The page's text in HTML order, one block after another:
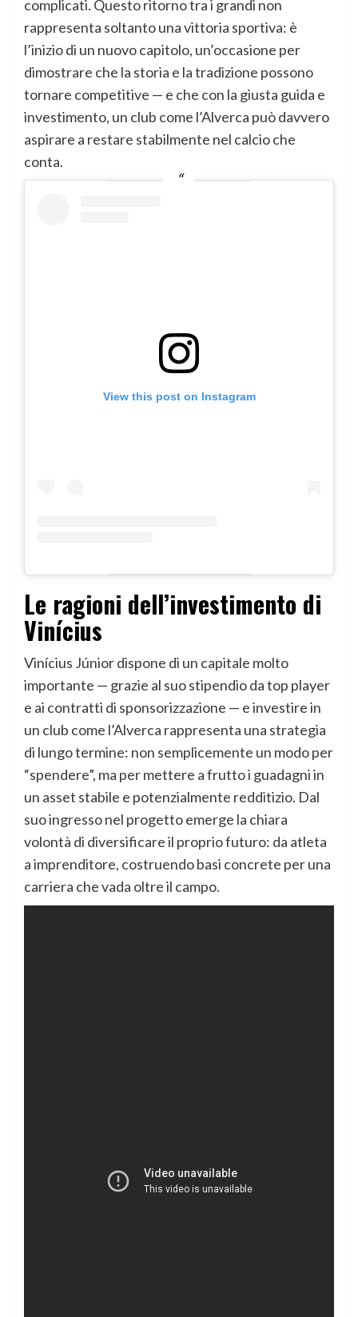
complicati. Questo ritorno tra i grandi non
rappresenta soltanto una vittoria sportiva: è
l’inizio di un nuovo capitolo, un’occasione per
dimostrare che la storia e la tradizione possono
tornare competitive — e che con la giusta guida e
investimento, un club come l’Alverca può davvero
aspirare a restare stabilmente nel calcio che
conta.
View this post on Instagram
Le ragioni dell’investimento di
Vinícius
Vinícius Júnior dispone di un capitale molto
importante — grazie al suo stipendio da top player
e ai contratti di sponsorizzazione — e investire in
un club come l’Alverca rappresenta una strategia
di lungo termine: non semplicemente un modo per
“spendere”, ma per mettere a frutto i guadagni in
un asset stabile e potenzialmente redditizio. Dal
suo ingresso nel progetto emerge la chiara
volontà di diversificare il proprio futuro: da atleta
a imprenditore, costruendo basi concrete per una
carriera che vada oltre il campo.